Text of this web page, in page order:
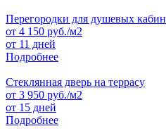
Перегородки для душевых кабин
от 4 150 руб./м2
от 11 дней
Подробнее
Стеклянная дверь на террасу
от 3 950 руб./м2
от 15 дней
Подробнее